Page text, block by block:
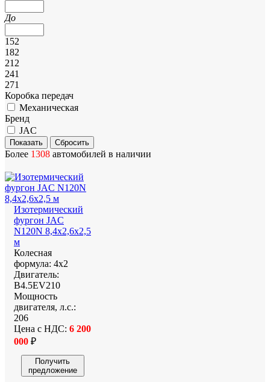
До
152
182
212
241
271
Коробка передач
Механическая
Бренд
JAC
Более 1308 автомобилей в наличии
Изотермический
фургон JAC
N120N 8,4х2,6х2,5
м
Колесная
формула: 4х2
Двигатель:
B4.5EV210
Мощность
двигателя, л.с.:
206
Цена с НДС: 6 200
000 ₽
Получить
предложение